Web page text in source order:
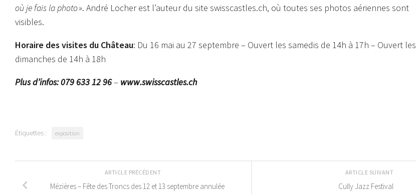
où je fais la photo ». André Locher est l’auteur du site swisscastles.ch, où toutes ses photos aériennes sont
visibles.
Horaire des visites du Château: Du 16 mai au 27 septembre – Ouvert les samedis de 14h à 17h – Ouvert les
dimanches de 14h à 18h
Plus d’infos: 079 633 12 96– www.swisscastles.ch
Étiquettes : exposition
ARTICLE SUIVANT
Cully Jazz Festival
ARTICLE PRÉCÉDENT
Mézières – Fête des Troncs des 12 et 13 septembre annulée